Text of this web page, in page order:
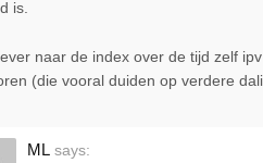
is.
naar de index over de tijd zelf
(die vooral duiden op verdere
ML says: